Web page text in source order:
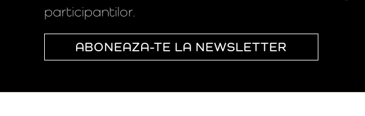
participantilor.
ABONEAZA-TE LA NEWSLETTER